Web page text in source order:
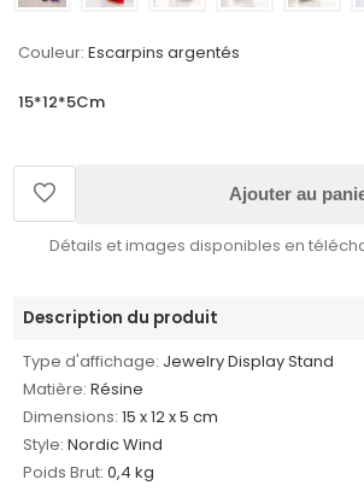
Couleur: Escarpins argentés
15*12*5Cm
Ajouter au
Détails et images disponibles en
Description du produit
Type d'affichage: Jewelry Display Stand
Matière: Résine
Dimensions: 15 x 12 x 5 cm
Style: Nordic Wind
Poids Brut: 0,4 kg